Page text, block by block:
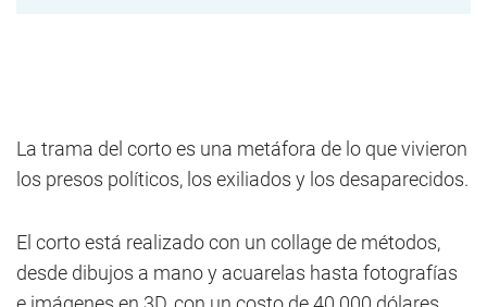
La trama del corto es una metáfora de lo que vivieron
los presos políticos, los exiliados y los desaparecidos.
El corto está realizado con un collage de métodos,
desde dibujos a mano y acuarelas hasta fotografías